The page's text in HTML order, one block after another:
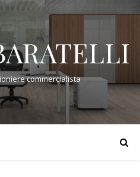
commercialista